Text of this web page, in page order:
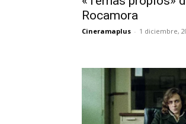
Rocamora
Cineramaplus - 1 diciembre,